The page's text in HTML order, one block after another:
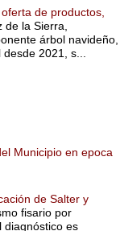
de productos,
de la Sierra,
árbol navideño,
2021, s...
Municipio en epoca
de Salter y
fisario por
diagnóstico es